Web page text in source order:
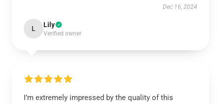
Dec 16, 2024
L Lily
Verified owner
I’m extremely impressed by the quality of this